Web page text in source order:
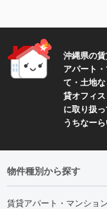
沖縄県の
アパート
て・土地
貸オフィ
に取り扱
うちなー
物件種別から探す
賃貸アパート・マンション